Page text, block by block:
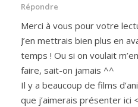
Répondre
Merci à vous pour votre
J’en mettrais bien plus en
temps ! Ou si on voulait
faire, sait-on jamais ^^
Il y a beaucoup de films
que j’aimerais présenter ici